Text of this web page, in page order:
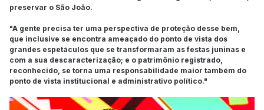
preservar o São João.
"A gente precisa ter uma perspectiva de proteção desse bem,
que inclusive se encontra ameaçado do ponto de vista dos
grandes espetáculos que se transformaram as festas juninas e
com a sua descaracterização; e o patrimônio registrado,
reconhecido, se torna uma responsabilidade maior também do
ponto de vista institucional e administrativo político."